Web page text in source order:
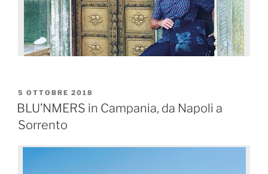
5 OTTOBRE 2018
BLU’NMERS in Campania, da Napoli a
Sorrento